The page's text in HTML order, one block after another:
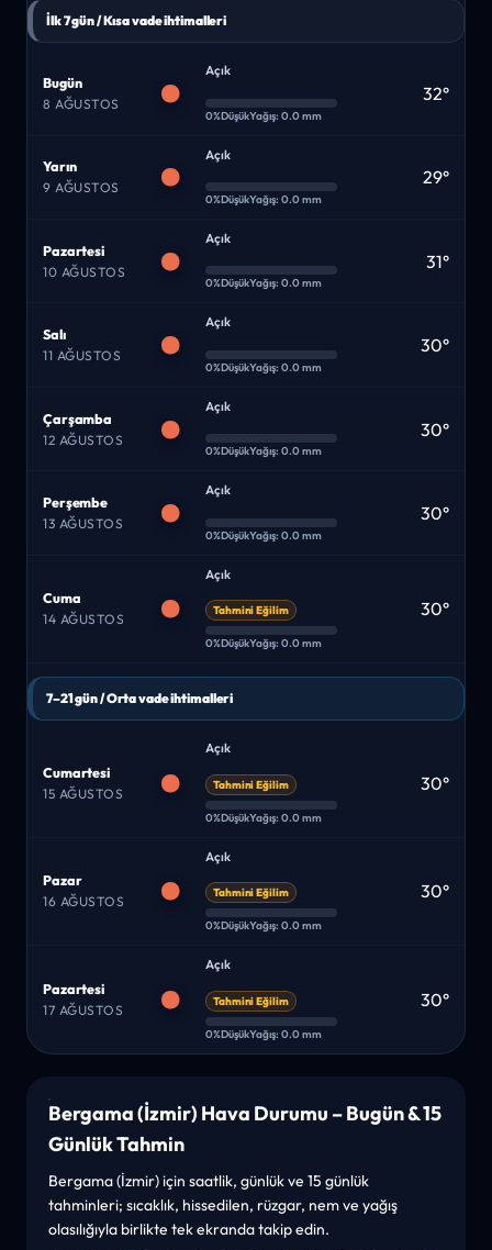
İlk 7 gün / Kısa vade ihtimalleri
Bugün
8 AĞUSTOS
Açık
0%DüşükYağış: 0.0 mm
32°
Yarın
9 AĞUSTOS
Açık
0%DüşükYağış: 0.0 mm
29°
Pazartesi
10 AĞUSTOS
Açık
0%DüşükYağış: 0.0 mm
31°
Salı
11 AĞUSTOS
Açık
0%DüşükYağış: 0.0 mm
30°
Çarşamba
12 AĞUSTOS
Açık
0%DüşükYağış: 0.0 mm
30°
Perşembe
13 AĞUSTOS
Açık
0%DüşükYağış: 0.0 mm
30°
Cuma
14 AĞUSTOS
Açık
Tahmini Eğilim
0%DüşükYağış: 0.0 mm
30°
7–21 gün / Orta vade ihtimalleri
Cumartesi
15 AĞUSTOS
Açık
Tahmini Eğilim
0%DüşükYağış: 0.0 mm
30°
Pazar
16 AĞUSTOS
Açık
Tahmini Eğilim
0%DüşükYağış: 0.0 mm
30°
Pazartesi
17 AĞUSTOS
Açık
Tahmini Eğilim
0%DüşükYağış: 0.0 mm
30°
Bergama (İzmir) Hava Durumu – Bugün & 15
Günlük Tahmin
Bergama (İzmir) için saatlik, günlük ve 15 günlük
tahminleri; sıcaklık, hissedilen, rüzgar, nem ve yağış
olasılığıyla birlikte tek ekranda takip edin.